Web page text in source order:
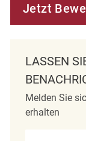
Jetzt
LASSEN
Melden Sie
erhalten